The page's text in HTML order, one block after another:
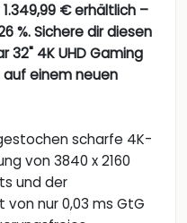
€ erhältlich –
%. Sichere dir diesen
32" 4K UHD Gaming
einem neuen
scharfe 4K-
von 3840 x 2160
und der
nur 0,03 ms GtG